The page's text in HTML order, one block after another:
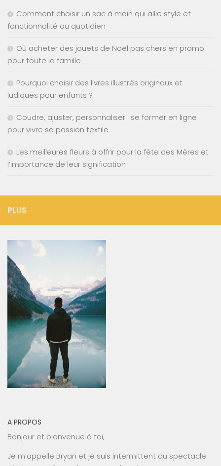
Comment choisir un sac à main qui allie style et
fonctionnalité au quotidien
Où acheter des jouets de Noël pas chers en promo
pour toute la famille
Pourquoi choisir des livres illustrés originaux et
ludiques pour enfants ?
Coudre, ajuster, personnaliser : se former en ligne
pour vivre sa passion textile
Les meilleures fleurs à offrir pour la fête des Mères et
l’importance de leur signification
PLUS
A PROPOS
Bonjour et bienvenue à toi,
Je m’appelle Bryan et je suis intermittent du spectacle